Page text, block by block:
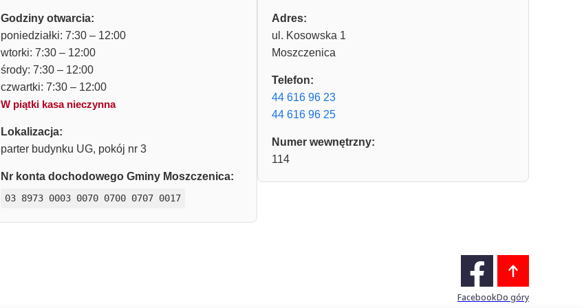
Godziny otwarcia:
poniedziałki: 7:30 – 12:00
wtorki: 7:30 – 12:00
środy: 7:30 – 12:00
czwartki: 7:30 – 12:00
W piątki kasa nieczynna
Lokalizacja:
parter budynku UG, pokój nr 3
Nr konta dochodowego Gminy Moszczenica:
03 8973 0003 0070 0700 0707 0017
Adres:
ul. Kosowska 1
Moszczenica
Telefon:
44 616 96 23
44 616 96 25
Numer wewnętrzny:
114
FacebookDo góry